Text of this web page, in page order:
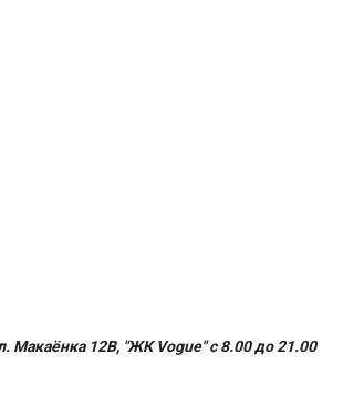
Макаёнка 12В, "ЖК Vogue" с 8.00 до 21.00